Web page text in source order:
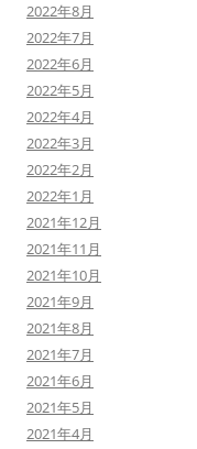
2022年8月
2022年7月
2022年6月
2022年5月
2022年4月
2022年3月
2022年2月
2022年1月
2021年12月
2021年11月
2021年10月
2021年9月
2021年8月
2021年7月
2021年6月
2021年5月
2021年4月